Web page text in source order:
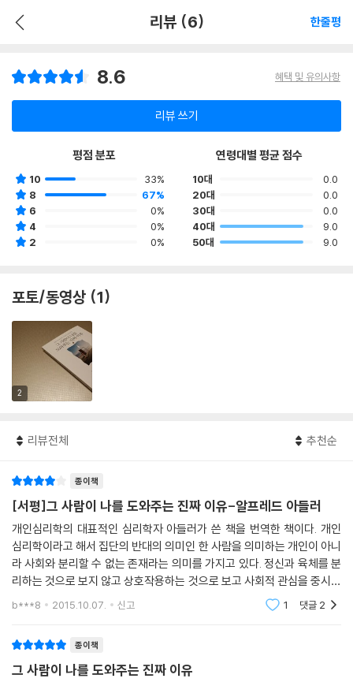
리뷰 (6) 한줄평
8.6 혜택 및 유의사항
리뷰 쓰기
평점 분포
10
33%
8
67%
6
0%
4
0%
2
0%
연령대별 평균 점수
10대
0.0
20대
0.0
30대
0.0
40대
9.0
50대
9.0
포토/동영상 (1)
2
리뷰전체 추천순
종이책
[서평]그 사람이 나를 도와주는 진짜 이유-알프레드 아들러
개인심리학의 대표적인 심리학자 아들러가 쓴 책을 번역한 책이다. 개인
심리학이라고 해서 집단의 반대의 의미인 한 사람을 의미하는 개인이 아니
라 사회와 분리할 수 없는 존재라는 의미를 가지고 있다. 정신과 육체를 분
리하는 것으로 보지 않고 상호작용하는 것으로 보고 사회적 관심을 중시하
는 아들러의 심리학을 왜 개인심리학이라고 명명했는지에 대한 일반적인
b***8 2015.10.07. 신고 1 댓글 2
종이책
그 사람이 나를 도와주는 진짜 이유